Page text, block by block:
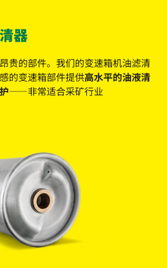
器
贵的部件。我们的变速箱机油滤清
的变速箱部件提供高水平的油液清
——非常适合采矿行业